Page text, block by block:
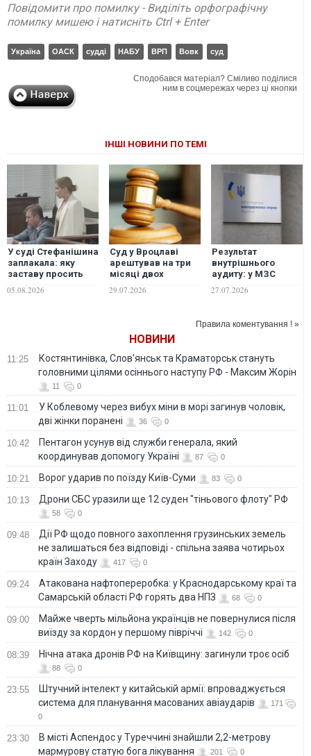
Повідомити про помилку - Виділіть орфографічну
помилку мишею і натисніть Ctrl + Enter
Україна ОАСК судді НАБУ ВРП Вовк суд
Сподобався матеріал? Сміливо поділися
ним в соцмережах через ці кнопки
ІНШІ НОВИНИ ПО ТЕМІ
У суді Стефанішина
заплакала: яку
заставу просить
05.08.2026
Суд у Вроцлаві
арештував на три
місяці двох
побитті
29.07.2026
Результат
внутрішнього
аудиту: у МЗС
розкрадання у 2022
27.07.2026
Правила коментування ! »
НОВИНИ
11:25
Костянтинівка, Слов'янськ та Краматорськ стануть
головними цілями осіннього наступу РФ - Максим Жорін
11 0
11:01
У Коблевому через вибух міни в морі загинув чоловік,
дві жінки поранені
36 0
10:42
Пентагон усунув від служби генерала, який
координував допомогу Україні
87 0
10:21 Ворог ударив по поїзду Київ-Суми 83 0
10:13 Дрони СБС уразили ще 12 суден "тіньового флоту" РФ
58 0
09:48
Дії РФ щодо повного захоплення грузинських земель
не залишаться без відповіді - спільна заява чотирьох
країн Заходу
417 0
09:24
Атакована нафтопереробка: у Краснодарському краї та
Самарській області РФ горять два НПЗ
68 0
09:00
Майже чверть мільйона українців не повернулися після
виїзду за кордон у першому півріччі
142 0
08:39 Нічна атака дронів РФ на Київщину: загинули троє осіб
88 0
23:55
Штучний інтелект у китайській армії: впроваджується
система для планування масованих авіаударів
171
0
23:30
В місті Аспендос у Туреччині знайшли 2,2-метрову
мармурову статую бога лікування
201 0